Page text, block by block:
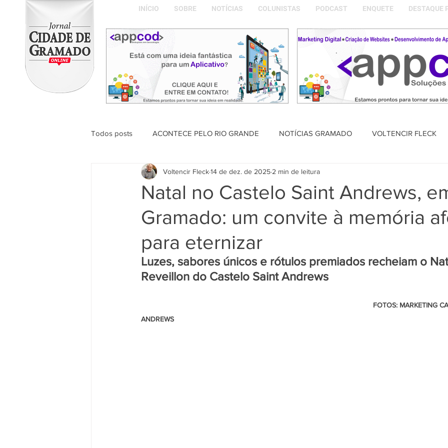
INÍCIO SOBRE NOTÍCIAS COLUNISTAS PODCAST ENQUETE DESTAQUE
Todos posts ACONTECE PELO RIO GRANDE NOTÍCIAS GRAMADO VOLTENCIR FLECK
ABDON BARRETTO FILHO SAÚDE PODCAST DESTAQUE POLÍTICO
Naíla Gonçalves Dalavia
Natal no Castelo Saint Andrews,
Gramado: um convite à memória
para eternizar
Voltencir Fleck14 de dez. de 2025 2 min de leitura
Luzes, sabores únicos e rótulos premiados recheiam o
Reveillon do Castelo Saint Andrews
ANDREWS